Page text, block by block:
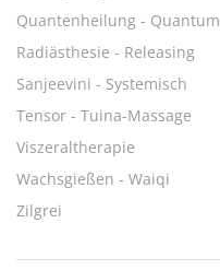
Quantenheilung - Quantum
Radiästhesie - Releasing
Sanjeevini - Systemisch
Tensor - Tuina-Massage
Viszeraltherapie
Wachsgießen - Waiqi
Zilgrei